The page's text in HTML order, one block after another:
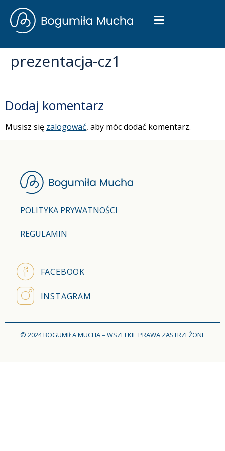
prezentacja-cz1
Dodaj komentarz
Musisz się zalogować, aby móc dodać komentarz.
POLITYKA PRYWATNOŚCI
REGULAMIN
FACEBOOK
INSTAGRAM
© 2024 BOGUMIŁA MUCHA – WSZELKIE PRAWA ZASTRZEŻONE